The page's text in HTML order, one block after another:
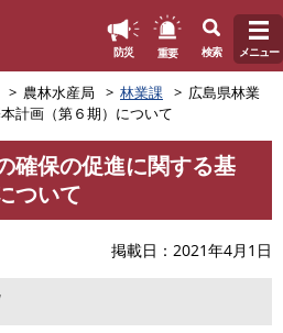
防災 重要 検索 メニュー
農林水産局 林業課
広島県林業
計画（第６期）について
確保の促進に関する基
ついて
掲載日 2021年4月1日